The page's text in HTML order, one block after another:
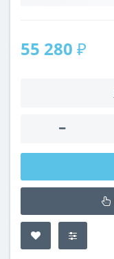
55 280 ₽